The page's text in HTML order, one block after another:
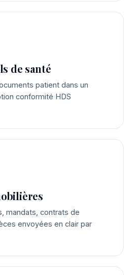
de santé
patient dans un
conformité HDS
mandats, contrats de
envoyées en clair par